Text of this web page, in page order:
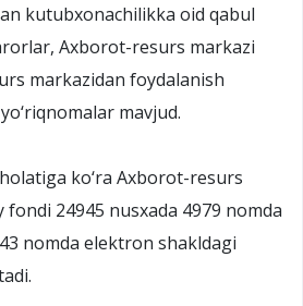
kutubxonachilikka oid qabul
Axborot-resurs markazi
markazidan foydalanish
mavjud.
ko‘ra Axborot-resurs
24945 nusxada 4979 nomda
nomda elektron shakldagi